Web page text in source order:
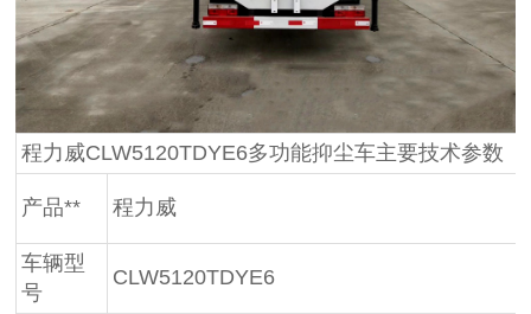
程力威CLW5120TDYE6多功能抑尘车主要技术参数
产品** 程力威
车辆型
号
CLW5120TDYE6